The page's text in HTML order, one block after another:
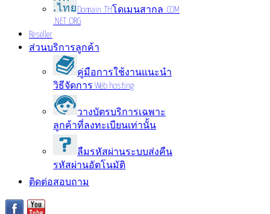
Domain .TH โดเมนสากล .COM
.NET .ORG
Reseller
ส่วนบริการลูกค้า
คู่มือการใช้งานแนะนำ
วิธีจัดการ Web hosting
วางบัตรบริการเฉพาะ
ลูกค้าที่ลงทะเบียนเท่านั้น
ลืมรหัสผ่านระบบส่งคืน
รหัสผ่านอัตโนมัติ
ติดต่อสอบถาม